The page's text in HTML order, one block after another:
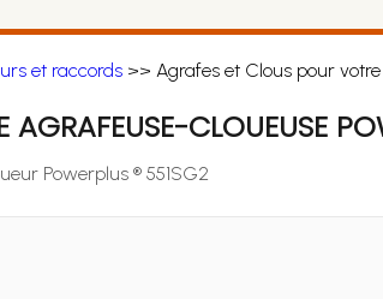
et raccords>> Agrafes et Clous pour votre
CLOUEUSE
Powerplus ® 551SG2